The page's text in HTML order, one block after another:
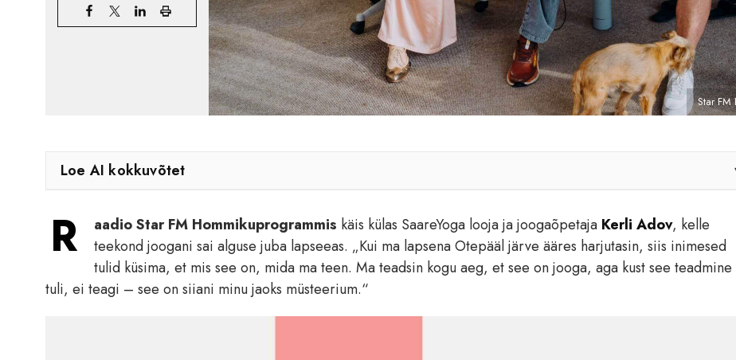
Star
Loe AI kokkuvõtet
R aadio Star FM Hommikuprogrammis käis külas SaareYoga looja ja joogaõpetaja Kerli Adov, kelle
teekond joogani sai alguse juba lapseeas. „Kui ma lapsena Otepääl järve ääres harjutasin, siis inimesed
tulid küsima, et mis see on, mida ma teen. Ma teadsin kogu aeg, et see on jooga, aga kust see teadmine
tuli, ei teagi – see on siiani minu jaoks müsteerium.“